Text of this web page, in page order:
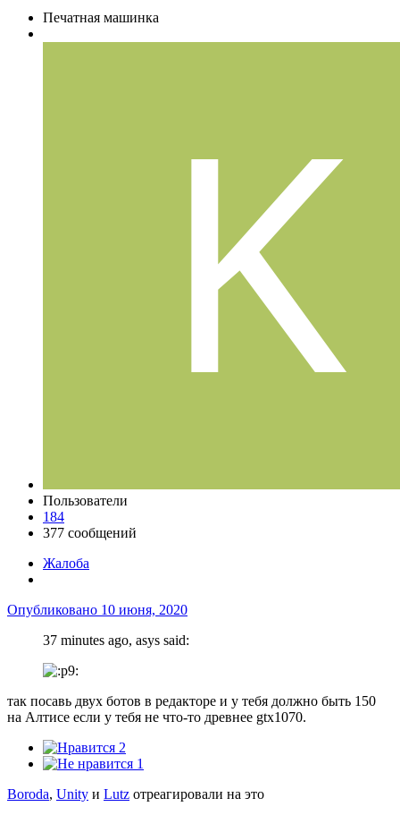
Печатная машинка
Пользователи
184
377 сообщений
Жалоба
Опубликовано 10 июня, 2020
37 minutes ago, asys said:
так посавь двух ботов в редакторе и у тебя должно быть 150
на Алтисе если у тебя не что-то древнее gtx1070.
2
1
Boroda, Unity и Lutz отреагировали на это